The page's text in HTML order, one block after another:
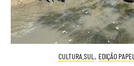
CULTURA.SUL , EDIÇÃO PAPEL